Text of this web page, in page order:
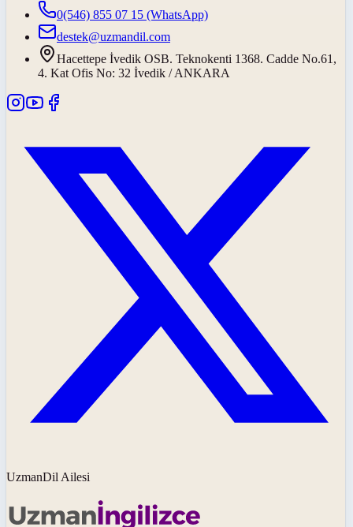
0(546) 855 07 15 (WhatsApp)
destek@uzmandil.com
Hacettepe İvedik OSB. Teknokenti 1368. Cadde No.61,
4. Kat Ofis No: 32 İvedik / ANKARA
UzmanDil Ailesi